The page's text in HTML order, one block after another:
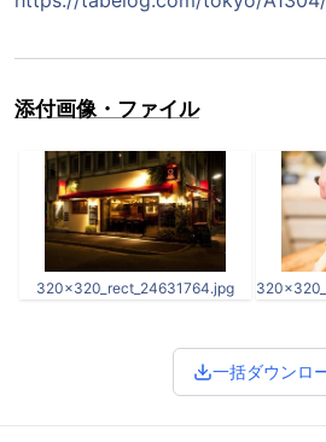
添付画像・ファイル
320x320_rect_24631764.jpg
一括ダウンロ